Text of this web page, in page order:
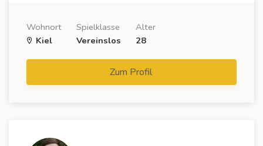
Wohnort
Kiel
Spielklasse
Vereinslos
Alter
28
Zum Profil